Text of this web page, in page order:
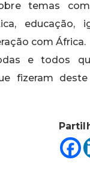
temas
educação,
com África.
e todos
fizeram